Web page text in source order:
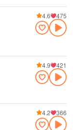
4.6 475
4.9 421
4.2 366